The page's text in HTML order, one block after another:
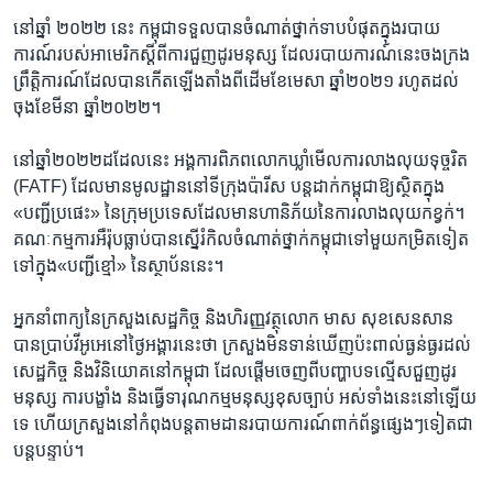
នៅ​ឆ្នាំ​ ២០២២ ​នេះ​ កម្ពុជា​ទទួល​បានចំណាត់​ថ្នាក់ទាប​បំផុត​ក្នុង​របាយ​
ការណ៍​របស់​អាមេរិក​ស្តីពី​ការ​ជួញ​ដូរ​មនុស្ស ​ដែល​របាយ​ការណ៍​នេះចង​ក្រង​
ព្រឹត្តិ​ការណ៍​ដែល​បានកើត​ឡើង​តាំង​ពី​ដើម​ខែ​មេសា​ ឆ្នាំ​២០២១​ រហូត​ដល់​
ចុង​ខែ​មីនា ​ឆ្នាំ​២០២២។​
នៅ​ឆ្នាំ​២០២២​ដដែល​នេះ​ អង្គការ​ពិភព​លោក​ឃ្លាំមើល​ការ​លាង​លុយ​ទុច្ចរិត ​
(FATF)​ ដែល​មាន​មូល​ដ្ឋាន​នៅ​ទីក្រុង​ប៉ារីស ​បន្ត​ដាក់​កម្ពុជា​ឱ្យ​ស្ថិត​ក្នុង​
«បញ្ជី​ប្រផេះ»​ នៃ​ក្រុម​ប្រទេស​ដែល​មាន​ហានិភ័យ​នៃការ​លាង​លុយ​កខ្វក់។​
គណៈ​កម្មការ​អឺរ៉ុប​ធ្លាប់​បាន​ស្នើ​រំកិល​ចំណាត់​ថ្នាក់​កម្ពុជា​ទៅ​មួយ​កម្រិត​ទៀត​
ទៅ​ក្នុង«បញ្ជី​ខ្មៅ»​ ​នៃ​ស្ថាប័ន​នេះ។​
អ្នកនាំ​ពាក្យ​នៃ​ក្រសួង​សេដ្ឋកិច្ច​ និង​ហិរញ្ញ​វត្ថុ​លោក​ មាស សុខសេនសាន ​
បាន​ប្រាប់​វីអូអេ​នៅ​ថ្ងៃ​អង្គារ​នេះថា​ ក្រសួង​មិន​ទាន់​ឃើញប៉ះពាល់​ធ្ងន់​ធ្ងរ​ដល់​
សេដ្ឋកិច្ច​ និង​វិនិយោគ​នៅ​កម្ពុជា​ ដែល​ផ្តើម​ចេញ​ពី​បញ្ហា​បទ​ល្មើស​ជួញ​ដូរ​
មនុស្ស​ ការ​បង្ខាំង​ និង​ធ្វើ​ទារុណ​កម្ម​មនុស្ស​ខុស​ច្បាប់​ អស់​ទាំងនេះ​នៅ​ឡើយ​
ទេ​ ហើយ​ក្រសួង​នៅកំពុង​បន្ត​តាម​ដាន​របាយ​ការណ៍​ពាក់​ព័ន្ធ​ផ្សេងៗ​ទៀត​ជា​
បន្ត​បន្ទាប់។